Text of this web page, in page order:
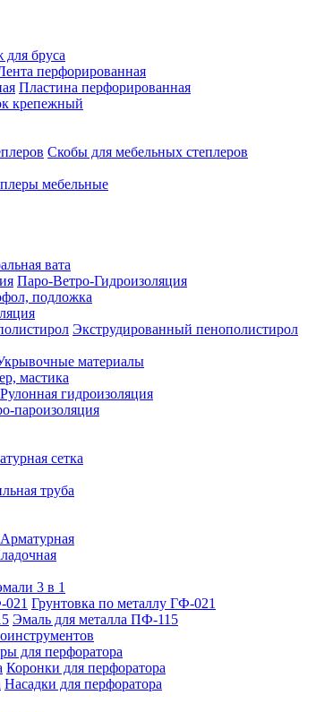
бруса
перфорированная
Пластина перфорированная
крепежный
Скобы для мебельных степлеров
мебельные
вата
Паро-Ветро-Гидроизоляция
подложка
Экструдированный пенополистирол
материалы
мастика
Рулонная гидроизоляция
пароизоляция
сетка
труба
3 в 1
Грунтовка по металлу ГФ-021
Эмаль для металла ПФ-115
для перфоратора
Коронки для перфоратора
Насадки для перфоратора